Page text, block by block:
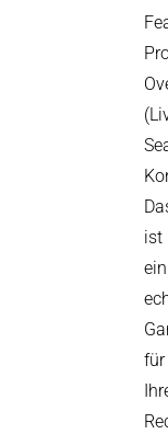
ist
ein
für